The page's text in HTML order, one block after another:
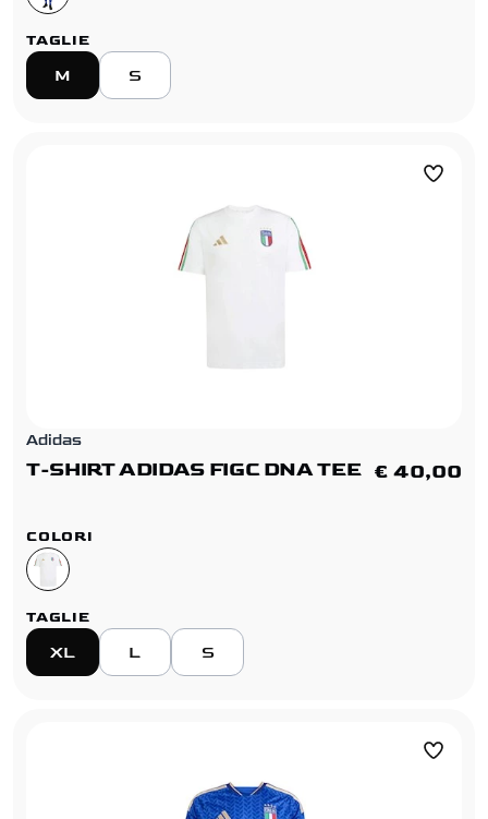
TAGLIE
M S
Adidas
T-SHIRT ADIDAS FIGC DNA TEE € 40,00
COLORI
TAGLIE
XL L S